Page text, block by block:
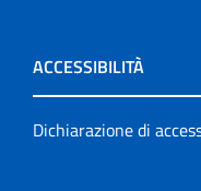
ACCESSIBILITÀ
Dichiarazione di